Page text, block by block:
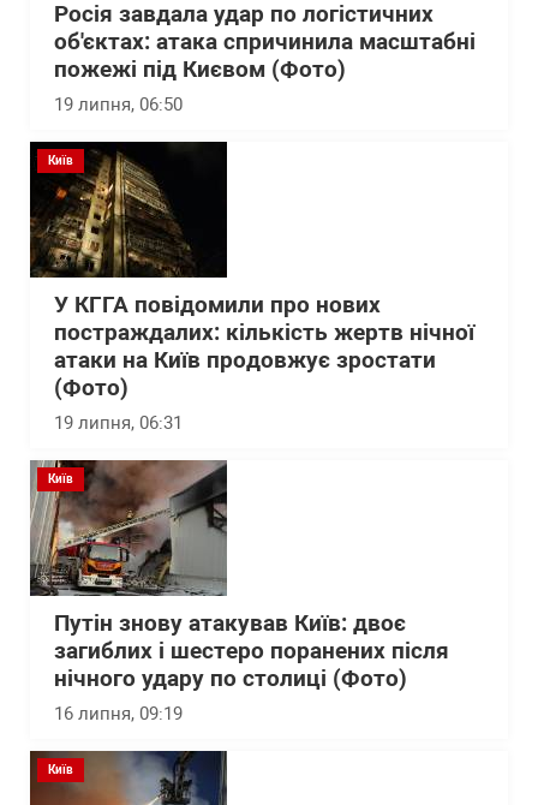
Росія завдала удар по логістичних
об'єктах: атака спричинила масштабні
пожежі під Києвом (Фото)
19 липня, 06:50
Київ
У КГГА повідомили про нових
постраждалих: кількість жертв нічної
атаки на Київ продовжує зростати
(Фото)
19 липня, 06:31
Київ
Путін знову атакував Київ: двоє
загиблих і шестеро поранених після
нічного удару по столиці (Фото)
16 липня, 09:19
Київ